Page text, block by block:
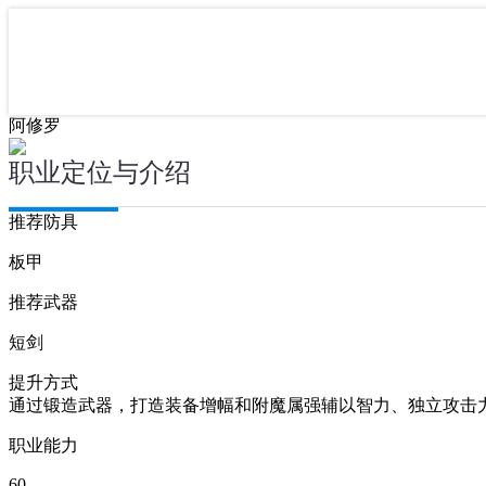
阿修罗
职业定位与介绍
推荐防具
板甲
推荐武器
短剑
提升方式
通过锻造武器，打造装备增幅和附魔属强辅以智力、独立攻击
职业能力